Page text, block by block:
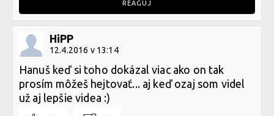
REAGUJ
HiPP
12.4.2016 v 13:14
Hanuš keď si toho dokázal viac ako on tak
prosím môžeš hejtovať... aj keď ozaj som videl
už aj lepšie videa :)